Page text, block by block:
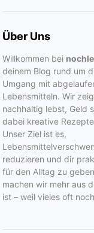
Über Uns
Willkommen bei
deinem Blog rund um
Umgang mit
Lebensmitteln. Wir
nachhaltig lebst, Geld
dabei kreative
Unser Ziel ist es,
reduzieren und dir
für den Alltag zu
machen wir mehr aus
ist – weil vieles oft